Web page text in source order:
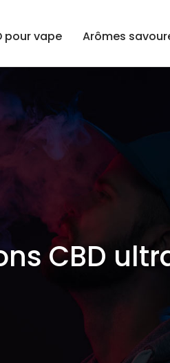
pour vape Arômes
CBD